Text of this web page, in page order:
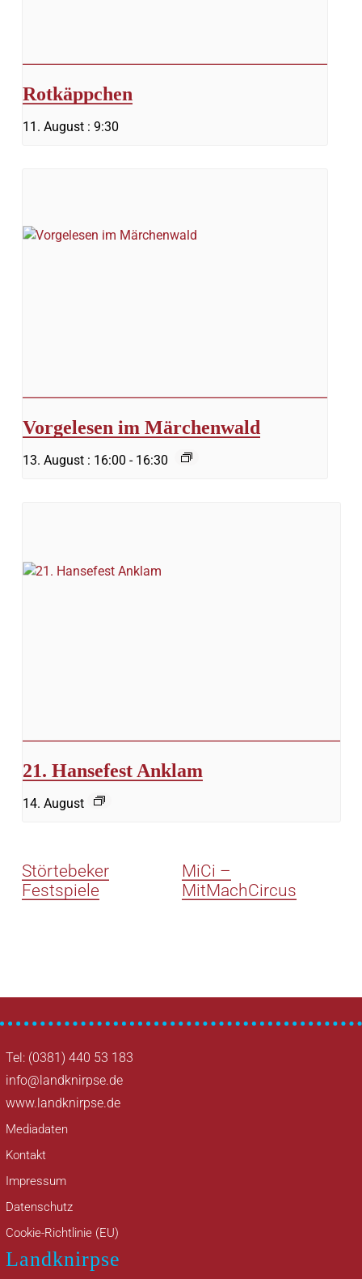
Rotkäppchen
11. August : 9:30
Vorgelesen im Märchenwald
13. August : 16:00 - 16:30
21. Hansefest Anklam
14. August
Störtebeker
Festspiele
MiCi –
MitMachCircus
Tel: (0381) 440 53 183
info@landknirpse.de
www.landknirpse.de
Mediadaten
Kontakt
Impressum
Datenschutz
Cookie-Richtlinie (EU)
Landknirpse